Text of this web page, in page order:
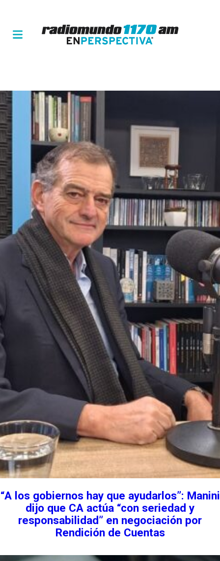
“A los gobiernos hay que ayudarlos”: Manini
dijo que CA actúa “con seriedad y
responsabilidad” en negociación por
Rendición de Cuentas